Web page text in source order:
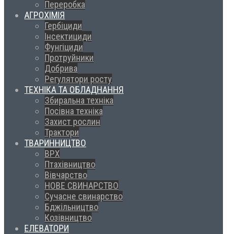
Переробка
АГРОХІМІЯ
Гербіциди
Інсектициди
Фунгіциди
Протруйники
Добрива
Регулятори росту
ТЕХНІКА ТА ОБЛАДНАННЯ
Збиральна техніка
Посівна техніка
Захист рослин
Трактори
ТВАРИННИЦТВО
ВРХ
Птахівництво
Вівчарство
НОВЕ СВИНАРСТВО
Сучасне свинарство
Бджільництво
Козівництво
ЕЛЕВАТОРИ